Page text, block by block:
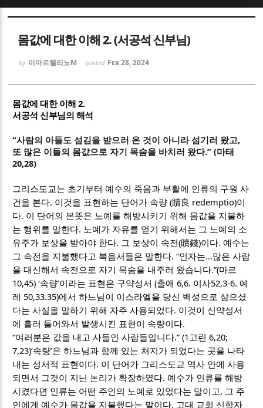
몸값에 대한 이해 2. (서공석 신부님)
by 이마르첼리노M posted Feb 28, 2024
몸값에 대한 이해2.
서공석 신부님의 해석
“사람의 아들도 섬김을 받으러 온 것이 아니라 섬기러 왔고,
또 많은 이들의 몸값으로 자기 목숨을 바치러 왔다.” (마태
20,28)
그리스도교는 초기부터 예수의 죽음과 부활에 인류의 구원 사
건을 본다. 이것을 표현하는 단어가 속량(贖良 redemptio)이
다. 이 단어의 본뜻은 노예를 해방시키기 위해 몸값을 지불하
는 행위를 말한다. 노예가 자유를 얻기 위해서는 그 노예의 소
유주가 보상을 받아야 한다. 그 보상이 속전(贖錢)이다.예수는
그 속전을 지불했다고 복음서들은 말한다. “인자는...많은 사람
을 대신해서 속전으로 자기 목숨을 내주러 왔습니다.”(마르
10,45) ‘속량’이라는 표현은 구약성서(출애6,6. 이사52,3-6.예
레 50,33.35)에서 하느님이 이스라엘을 당신 백성으로 삼으셨
다는 사실을 말하기 위해 자주 사용되었다. 이것이 신약성서
에 흘러 들어와서 발생시킨 표현이 속량이다.
“여러분은 값을 내고 사들인 사람들입니다.” (1 고린6,20;
7,23)‘속량’은 하느님과 함께 있는 처지가 되었다는 곳을 나타
내는 성서적 표현이다. 이 단어가 그리스도교 역사 안에 사용
되면서 그것이 지닌 논리가 확장하였다.예수가 인류를 해방
시켰다면 인류는 어떤 주인의 노예로 있었다는 말이고, 그 주
인에게 예수가 몸값을 지불했다는 말이다. 고대 교회 신학자
Sketchbook5, 스케치북5
Sketchbook5, 스케치북5
Sketchbook5, 스케치북5
Sketchbook5, 스케치북5